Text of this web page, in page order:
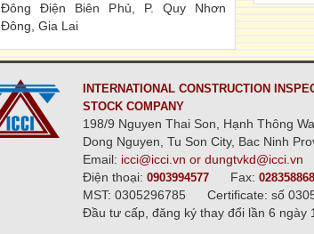
Đông Điện Biên Phủ, P. Quy Nhơn
Đông, Gia Lai
INTERNATIONAL CONSTRUCTION
STOCK COMPANY
198/9 Nguyen Thai Son, Hạnh Thông
Dong Nguyen, Tu Son City, Bac Ninh
Email: icci@icci.vn or dungtvkd@icci.vn
Điện thoại: 0903994577 Fax:
MST: 0305296785
Certificate: số
Đầu tư cấp, đăng ký thay đổi lần 6 ngày